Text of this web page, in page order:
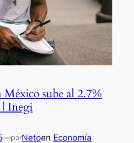
México sube al 2.7%
Inegi
—porNetoen Economía